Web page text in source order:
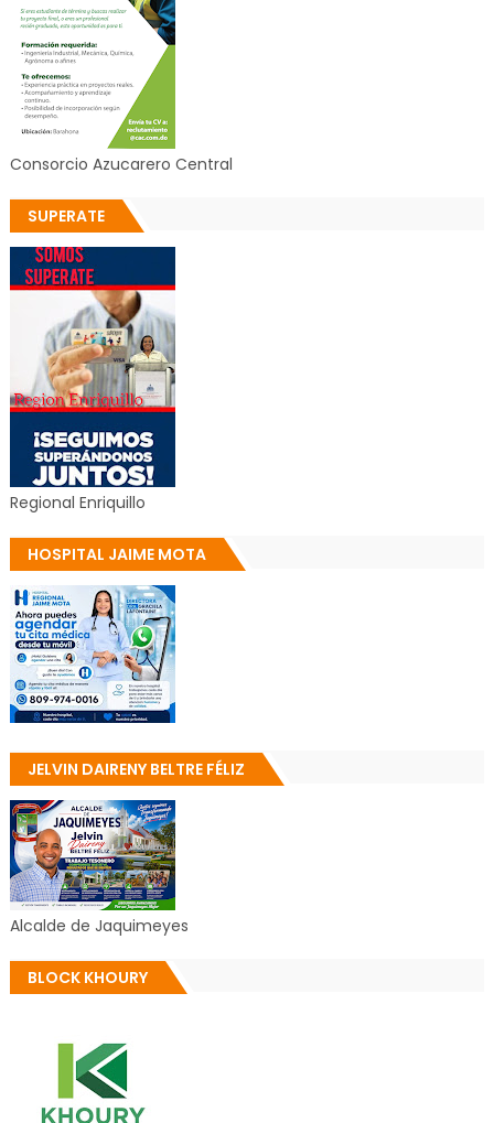
Consorcio Azucarero Central
SUPERATE
Regional Enriquillo
HOSPITAL JAIME MOTA
JELVIN DAIRENY BELTRE FÉLIZ
Alcalde de Jaquimeyes
BLOCK KHOURY